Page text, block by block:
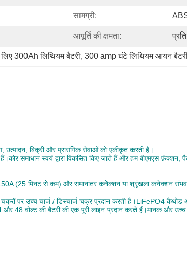
सामग्री:
आपूर्ति की क्षमता:
300Ah लिथियम बैटरी, 300 amp घंटे लिथियम आयन
बिक्री और प्रासंगिक सेवाओं को एकीकृत करती है।
समाधान स्वयं द्वारा विकसित किए जाते हैं और हम बीएमएस
(25 मिनट से कम) और समानांतर कनेक्शन या श्रृंखला कनेक्शन संभव
पर उच्च चार्ज / डिस्चार्ज चक्र प्रदान करती है।LiFePO4
वोल्ट की बैटरी की एक पूरी लाइन प्रदान करते हैं।मानक और उच्च